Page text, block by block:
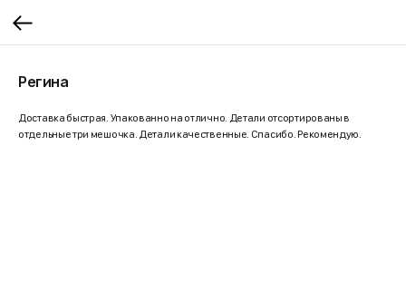
Регина
Доставка быстрая. Упакованно на отлично. Детали отсортированы в
отдельные три мешочка. Детали качественные. Спасибо. Рекомендую.